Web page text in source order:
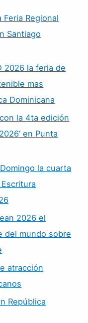
Feria Regional
Santiago
2026 la feria de
mas
Dominicana
la 4ta edición
en Punta
la cuarta
2026 el
del mundo sobre
atracción
República